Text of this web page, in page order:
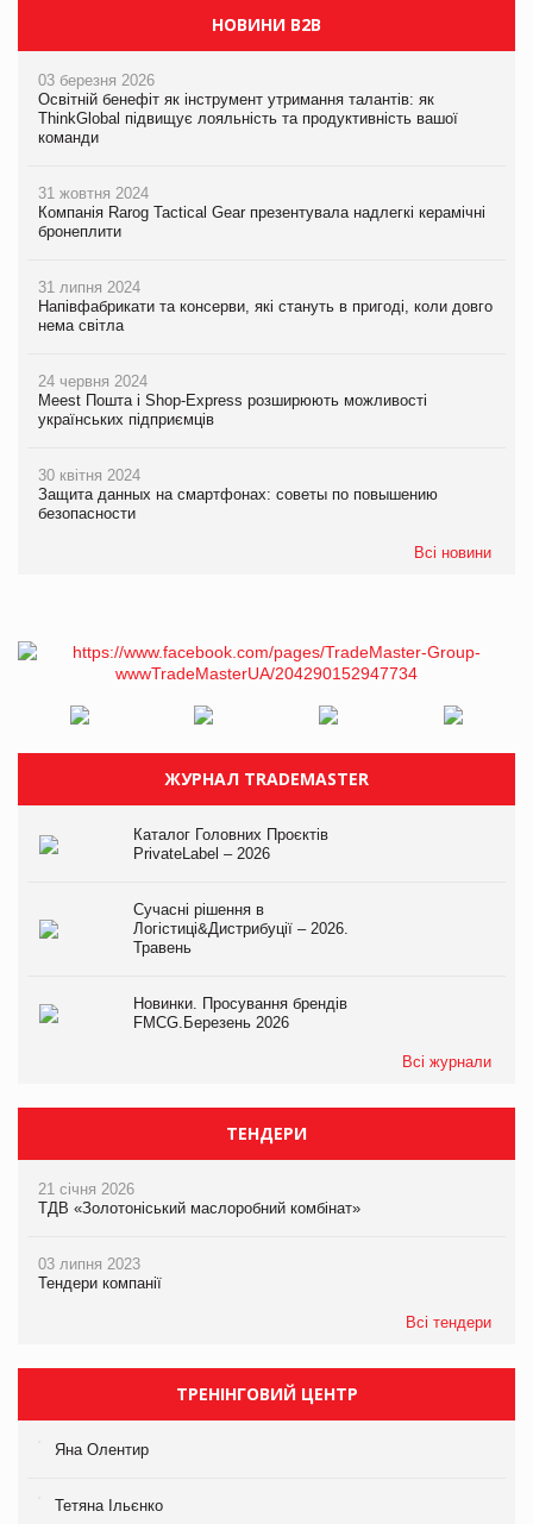
НОВИНИ B2B
03 березня 2026
Освітній бенефіт як інструмент утримання талантів: як
ThinkGlobal підвищує лояльність та продуктивність вашої
команди
31 жовтня 2024
Компанія Rarog Tactical Gear презентувала надлегкі керамічні
бронеплити
31 липня 2024
Напівфабрикати та консерви, які стануть в пригоді, коли довго
нема світла
24 червня 2024
Meest Пошта і Shop-Express розширюють можливості
українських підприємців
30 квітня 2024
Защита данных на смартфонах: советы по повышению
безопасности
Всі новини
ЖУРНАЛ TRADEMASTER
Каталог Головних Проєктів
PrivateLabel – 2026
Сучасні рішення в
Логістиці&Дистрибуції – 2026.
Травень
Новинки. Просування брендів
FMCG.Березень 2026
Всі журнали
ТЕНДЕРИ
21 січня 2026
ТДВ «Золотоніський маслоробний комбінат»
03 липня 2023
Тендери компанії
Всі тендери
ТРЕНІНГОВИЙ ЦЕНТР
Яна Олентир
Тетяна Ільєнко